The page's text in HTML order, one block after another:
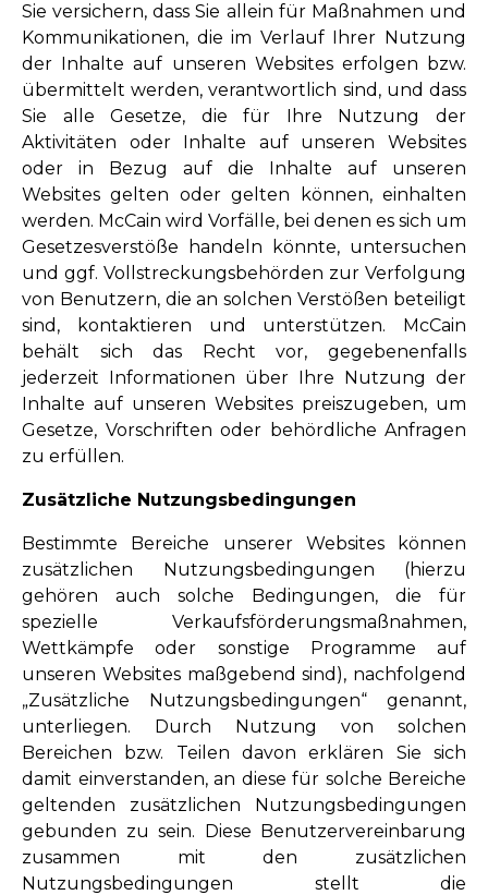
Sie versichern, dass Sie allein für Maßnahmen und
Kommunikationen, die im Verlauf Ihrer Nutzung
der Inhalte auf unseren Websites erfolgen bzw.
übermittelt werden, verantwortlich sind, und dass
Sie alle Gesetze, die für Ihre Nutzung der
Aktivitäten oder Inhalte auf unseren Websites
oder in Bezug auf die Inhalte auf unseren
Websites gelten oder gelten können, einhalten
werden. McCain wird Vorfälle, bei denen es sich um
Gesetzesverstöße handeln könnte, untersuchen
und ggf. Vollstreckungsbehörden zur Verfolgung
von Benutzern, die an solchen Verstößen beteiligt
sind, kontaktieren und unterstützen. McCain
behält sich das Recht vor, gegebenenfalls
jederzeit Informationen über Ihre Nutzung der
Inhalte auf unseren Websites preiszugeben, um
Gesetze, Vorschriften oder behördliche Anfragen
zu erfüllen.
Zusätzliche Nutzungsbedingungen
Bestimmte Bereiche unserer Websites können
zusätzlichen Nutzungsbedingungen (hierzu
gehören auch solche Bedingungen, die für
spezielle Verkaufsförderungsmaßnahmen,
Wettkämpfe oder sonstige Programme auf
unseren Websites maßgebend sind), nachfolgend
„Zusätzliche Nutzungsbedingungen“ genannt,
unterliegen. Durch Nutzung von solchen
Bereichen bzw. Teilen davon erklären Sie sich
damit einverstanden, an diese für solche Bereiche
geltenden zusätzlichen Nutzungsbedingungen
gebunden zu sein. Diese Benutzervereinbarung
zusammen mit den zusätzlichen
Nutzungsbedingungen stellt die